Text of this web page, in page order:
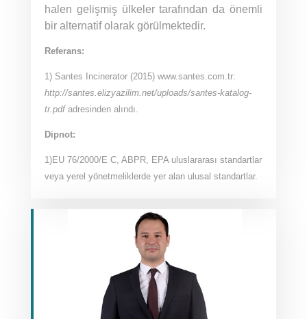
halen gelişmiş ülkeler tarafından da önemli
bir alternatif olarak görülmektedir.
Referans:
1) Santes Incinerator (2015) www.santes.com.tr:
http://santes.elizyazilim.net/uploads/santes-katalog-
tr.pdfadresinden alındı.
Dipnot:
1)EU 76/2000/E C, ABPR, EPA uluslararası standartlar
veya yerel yönetmeliklerde yer alan ulusal standartlar.